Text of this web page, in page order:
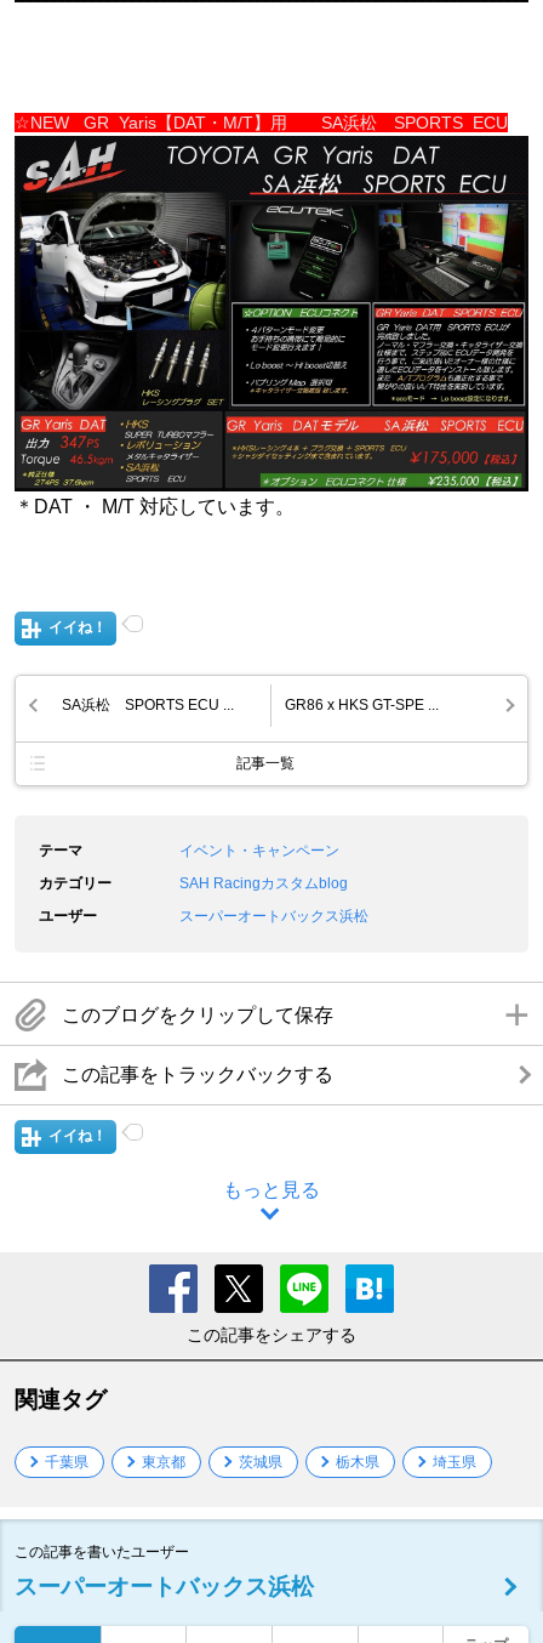
☆NEW GR Yaris【DAT・M/T】用 SA浜松 SPORTS ECU
＊DAT ・ M/T 対応しています。
イイね！
SA浜松 SPORTS ECU ... GR86 x HKS GT-SPE ...
記事一覧
テーマ
イベント・キャンペーン
カテゴリー
SAH Racingカスタムblog
ユーザー
スーパーオートバックス浜松
このブログをクリップして保存
この記事をトラックバックする
イイね！
もっと見る
この記事をシェアする
関連タグ
千葉県 東京都 茨城県 栃木県 埼玉県
この記事を書いたユーザー
スーパーオートバックス浜松